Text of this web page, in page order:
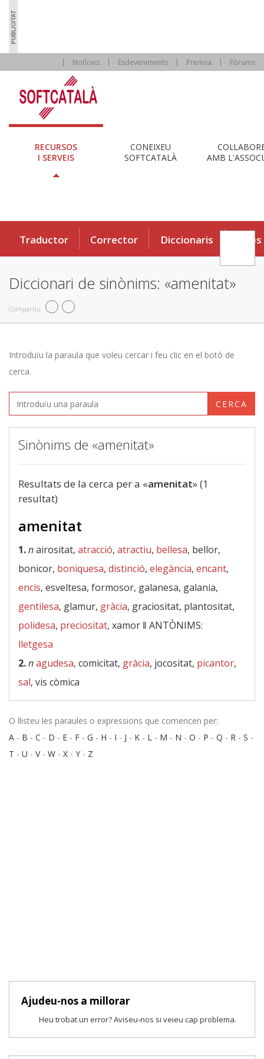
Notícies Esdeveniments Premsa Fòrums
RECURSOS
I SERVEIS
CONEIXEU
SOFTCATALÀ
AMB
Traductor Corrector Diccionaris Eines
Diccionari de sinònims: «amenitat»
Compartiu
Introduïu la paraula que voleu cercar i feu clic en el botó de
cerca.
CERCA
Sinònims de «amenitat»
Resultats de la cerca per a «amenitat» (1
resultat)
amenitat
1.nairositat, atracció, atractiu, bellesa, bellor,
bonicor, boniquesa, distinció, elegància, encant,
encís, esveltesa, formosor, galanesa, galania,
gentilesa, glamur, gràcia, graciositat, plantositat,
polidesa, preciositat, xamor ‖ ANTÒNIMS:
lletgesa
2.nagudesa, comicitat, gràcia, jocositat, picantor,
sal, vis còmica
O llisteu les paraules o expressions que comencen per:
A - B - C - D - E - F - G - H - I - J - K - L - M - N - O - P - Q - R - S -
T - U - V- W - X - Y - Z
Ajudeu-nos a millorar
Heu trobat un error? Aviseu-nos si veieu cap problema.